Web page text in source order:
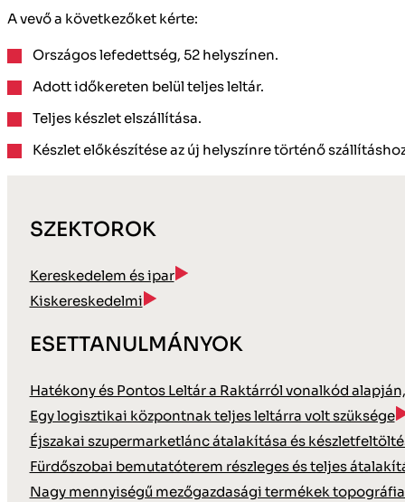
A vevő a következőket kérte:
Országos lefedettség, 52 helyszínen.
Adott időkereten belül teljes leltár.
Teljes készlet elszállítása.
Készlet előkészítése az új helyszínre történő
SZEKTOROK
Kereskedelem és ipar
Kiskereskedelmi
ESETTANULMÁNYOK
Hatékony és Pontos Leltár a Raktárról vonalkód
Egy logisztikai központnak teljes leltárra volt szüksége
Éjszakai szupermarketlánc átalakítása és
Fürdőszobai bemutatóterem részleges és teljes
Nagy mennyiségű mezőgazdasági termékek